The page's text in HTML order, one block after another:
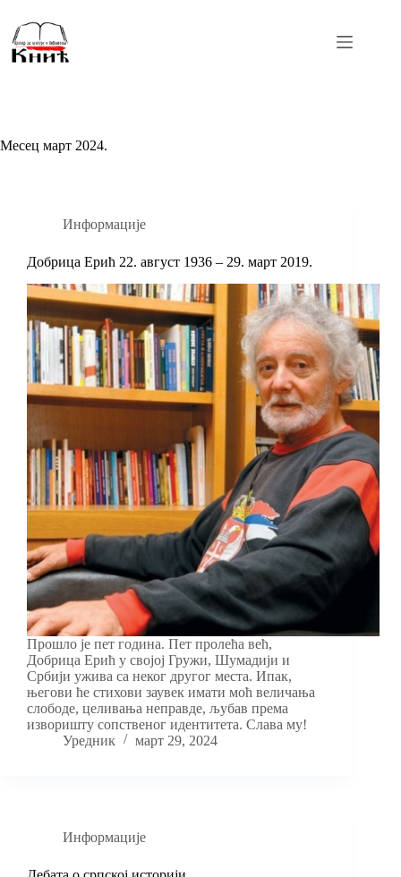
content
Месец март 2024.
Информације
Добрица Ерић 22. август 1936 – 29. март 2019.
Прошло је пет година. Пет пролећа већ,
Добрица Ерић у својој Гружи, Шумадији и
Србији ужива са неког другог места. Ипак,
његови ће стихови заувек имати моћ величања
слободе, целивања неправде, љубав према
изворишту сопственог идентитета. Слава му!
Уредник
март 29, 2024
Информације